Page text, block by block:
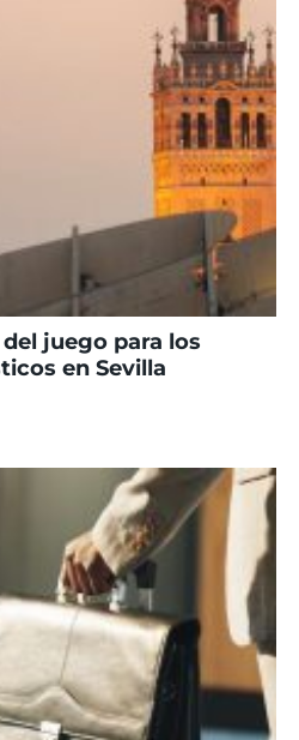
juego para los
en Sevilla